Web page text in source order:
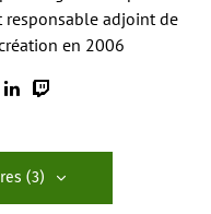
responsable adjoint de
en 2006
(3)